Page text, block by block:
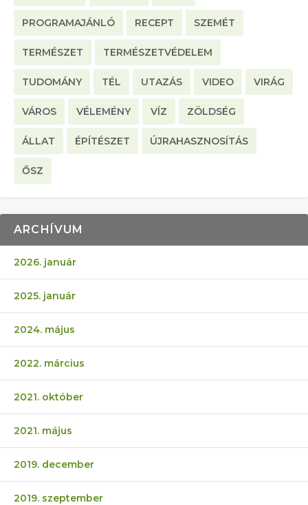
PROGRAMAJÁNLÓ RECEPT SZEMÉT
TERMÉSZET TERMÉSZETVÉDELEM
TUDOMÁNY TÉL UTAZÁS VIDEO VIRÁG
VÁROS VÉLEMÉNY VÍZ ZÖLDSÉG
ÁLLAT ÉPÍTÉSZET ÚJRAHASZNOSÍTÁS
ŐSZ
ARCHÍVUM
2026. január
2025. január
2024. május
2022. március
2021. október
2021. május
2019. december
2019. szeptember